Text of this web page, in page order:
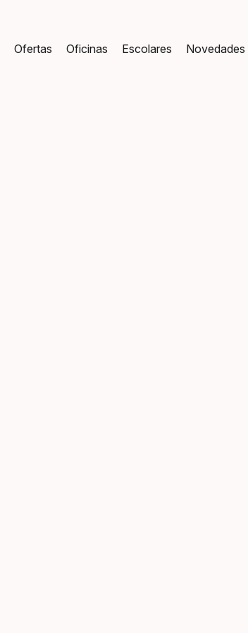
Ofertas Oficinas Escolares Novedades